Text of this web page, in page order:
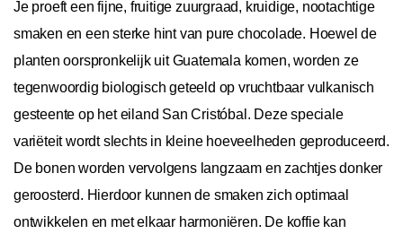
Je proeft een fijne, fruitige zuurgraad, kruidige, nootachtige
smaken en een sterke hint van pure chocolade. Hoewel de
planten oorspronkelijk uit Guatemala komen, worden ze
tegenwoordig biologisch geteeld op vruchtbaar vulkanisch
gesteente op het eiland San Cristóbal. Deze speciale
variëteit wordt slechts in kleine hoeveelheden geproduceerd.
De bonen worden vervolgens langzaam en zachtjes donker
geroosterd. Hierdoor kunnen de smaken zich optimaal
ontwikkelen en met elkaar harmoniëren. De koffie kan